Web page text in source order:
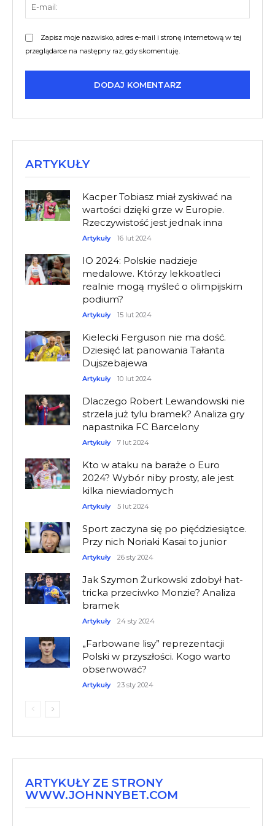
Zapisz moje nazwisko, adres e-mail i stronę internetową w tej
przeglądarce na następny raz, gdy skomentuję.
ARTYKUŁY
Kacper Tobiasz miał zyskiwać na
wartości dzięki grze w Europie.
Rzeczywistość jest jednak inna
Artykuły 16 lut 2024
IO 2024: Polskie nadzieje
medalowe. Którzy lekkoatleci
realnie mogą myśleć o olimpijskim
podium?
Artykuły 15 lut 2024
Kielecki Ferguson nie ma dość.
Dziesięć lat panowania Tałanta
Dujszebajewa
Artykuły 10 lut 2024
Dlaczego Robert Lewandowski nie
strzela już tylu bramek? Analiza gry
napastnika FC Barcelony
Artykuły 7 lut 2024
Kto w ataku na baraże o Euro
2024? Wybór niby prosty, ale jest
kilka niewiadomych
Artykuły 5 lut 2024
Sport zaczyna się po pięćdziesiątce.
Przy nich Noriaki Kasai to junior
Artykuły 26 sty 2024
Jak Szymon Żurkowski zdobył hat-
tricka przeciwko Monzie? Analiza
bramek
Artykuły 24 sty 2024
„Farbowane lisy” reprezentacji
Polski w przyszłości. Kogo warto
obserwować?
Artykuły 23 sty 2024
ARTYKUŁY ZE STRONY
WWW.JOHNNYBET.COM